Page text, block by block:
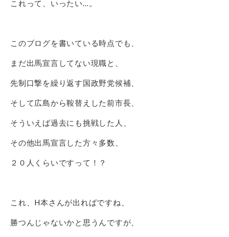
これって、いったい…。
このブログを書いている時点でも、
まだ出馬宣言してない現職と、
先制口撃を繰り返す国政野党候補、
そして広島から鞍替えした前市長、
そういえば過去にも挑戦した人、
その他出馬宣言した方々多数、
２０人くらいですって！？
これ、H本さんが出ればですね、
勝つんじゃないかと思うんですが、